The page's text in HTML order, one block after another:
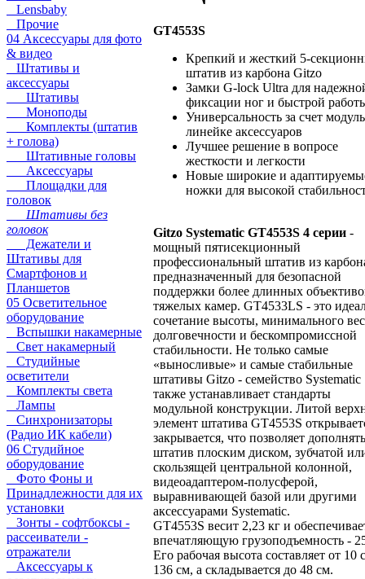
Lensbaby
Прочие
04 Аксессуары для фото
& видео
Штативы и
аксессуары
Штативы
Моноподы
Комплекты (штатив
+ голова)
Штативные головы
Аксессуары
Площадки для
головок
Штативы без
головок
Дежатели и
Штативы для
Смартфонов и
Планшетов
05 Осветительное
оборудование
Вспышки накамерные
Свет накамерный
Студийные
осветители
Комплекты света
Лампы
Синхронизаторы
(Радио ИК кабели)
06 Студийное
оборудование
Фото Фоны и
Принадлежности для их
установки
Зонты - софтбоксы -
рассеиватели -
отражатели
Аксессуары к
GT4553S
Крепкий и жесткий 5-
штатив из карбона Gitzo
Замки G-lock Ultra для
фиксации ног и быстрой
Универсальность за счет
линейке аксессуаров
Лучшее решение в вопросе
жесткости и легкости
Новые широкие и
ножки для высокой
Gitzo Systematic GT4553S 4 серии -
мощный пятисекционный
профессиональный штатив из
предназначенный для безопасной
поддержки более длинных
тяжелых камер. GT4533LS - это
сочетание высоты, минимального
долговечности и бескомпромиссной
стабильности. Не только самые
«выносливые» и самые стабильные
штативы Gitzo - семейство Systematic
также устанавливает стандарты
модульной конструкции. Литой
элемент штатива GT4553S
закрывается, что позволяет дополнять
штатив плоским диском, зубчатой
скользящей центральной колонной,
видеоадаптером-полусферой,
выравнивающей базой или другими
аксессуарами Systematic.
GT4553S весит 2,23 кг и
впечатляющую грузоподъемность -
Его рабочая высота составляет от 10
136 см, а складывается до 48 см.